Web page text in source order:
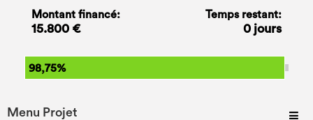
Montant financé:
15.800 €
Temps restant:
0 jours
98,75%
Menu Projet